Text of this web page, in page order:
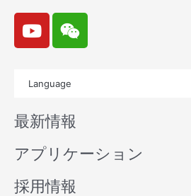
Y
o
u
b
e
W
e
i
n
Language
最新情報
アプリケーション
採用情報